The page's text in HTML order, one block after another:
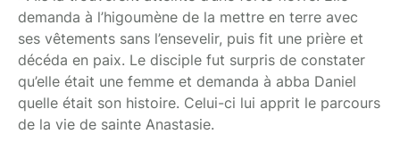
demanda à l’higoumène de la mettre en terre avec
ses vêtements sans l’ensevelir, puis fit une prière et
décéda en paix. Le disciple fut surpris de constater
qu’elle était une femme et demanda à abba Daniel
quelle était son histoire. Celui-ci lui apprit le parcours
de la vie de sainte Anastasie.